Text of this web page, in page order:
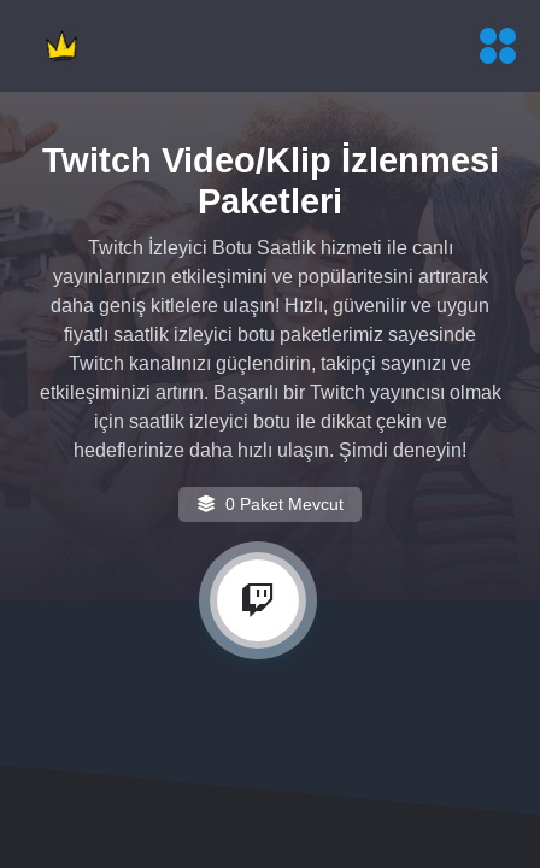
Twitch Video/Klip İzlenmesi
Paketleri
Twitch İzleyici Botu Saatlik hizmeti ile canlı
yayınlarınızın etkileşimini ve popülaritesini artırarak
daha geniş kitlelere ulaşın! Hızlı, güvenilir ve uygun
fiyatlı saatlik izleyici botu paketlerimiz sayesinde
Twitch kanalınızı güçlendirin, takipçi sayınızı ve
etkileşiminizi artırın. Başarılı bir Twitch yayıncısı olmak
için saatlik izleyici botu ile dikkat çekin ve
hedeflerinize daha hızlı ulaşın. Şimdi deneyin!
0 Paket Mevcut